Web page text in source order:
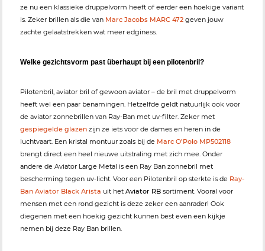
ze nu een klassieke druppelvorm heeft of eerder een hoekige variant
is. Zeker brillen als die van Marc Jacobs MARC 472 geven jouw
zachte gelaatstrekken wat meer edginess.
Welke gezichtsvorm past überhaupt bij een pilotenbril?
Pilotenbril, aviator bril of gewoon aviator – de bril met druppelvorm
heeft wel een paar benamingen. Hetzelfde geldt natuurlijk ook voor
de aviator zonnebrillen van Ray-Ban met uv-filter. Zeker met
gespiegelde glazen zijn ze iets voor de dames en heren in de
luchtvaart. Een kristal montuur zoals bij de Marc O’Polo MP502118
brengt direct een heel nieuwe uitstraling met zich mee. Onder
andere de Aviator Large Metal is een Ray Ban zonnebril met
bescherming tegen uv-licht. Voor een Pilotenbril op sterkte is de Ray-
Ban Aviator Black Arista uit het Aviator RB sortiment. Vooral voor
mensen met een rond gezicht is deze zeker een aanrader! Ook
diegenen met een hoekig gezicht kunnen best even een kijkje
nemen bij deze Ray Ban brillen.